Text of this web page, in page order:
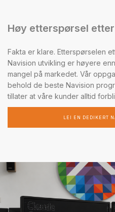
Høy etterspørsel
Fakta er klare. Etterspørselen
Navision utvikling er høyere
mangel på markedet. Vår
behold de beste Navision
tillater at våre kunder alltid
LEI EN DEDIKERT